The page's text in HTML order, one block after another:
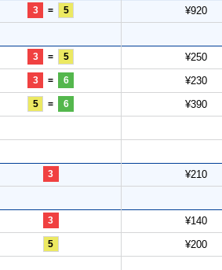
3 = 5 ¥920
3 = 5 ¥250
3 = 6 ¥230
5 = 6 ¥390
3 ¥210
3 ¥140
5 ¥200